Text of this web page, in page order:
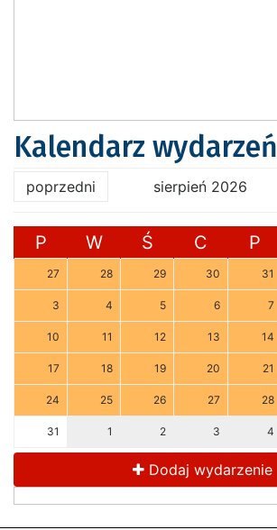
Kalendarz wydarzeń
poprzedni sierpień 2026
P W Ś C P
27 28 29 30 31
3 4 5 6 7
10 11 12 13 14
17 18 19 20 21
24 25 26 27 28
31 1 2 3 4
Dodaj wydarzenie